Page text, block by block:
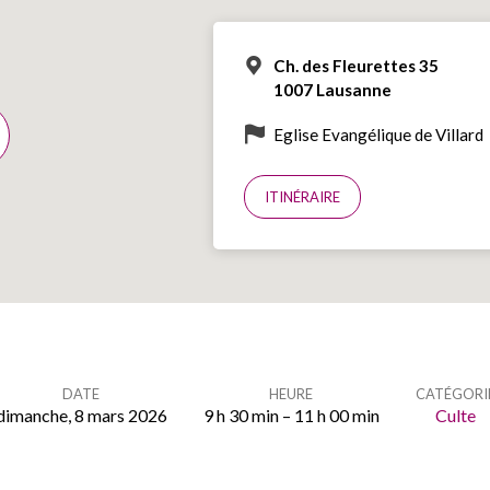
Ch. des Fleurettes 35
1007 Lausanne
Eglise Evangélique de Villard
ITINÉRAIRE
DATE
8 mars 2026
HEURE
9 h 30 min – 11 h 00 min Culte